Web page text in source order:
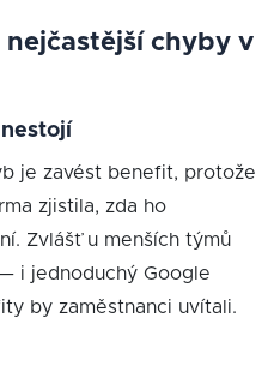
nejčastější chyby v
je zavést benefit, protože
zjistila, zda ho
Zvlášť u menších týmů
i jednoduchý Google
by zaměstnanci uvítali.